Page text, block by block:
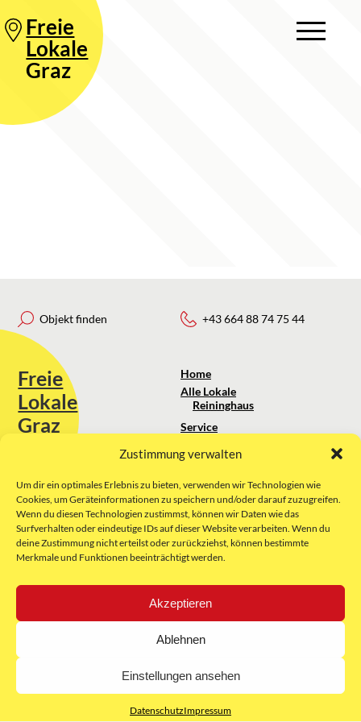
Zustimmung verwalten
Um dir ein optimales Erlebnis zu bieten, verwenden wir Technologien wie
Cookies, um Geräteinformationen zu speichern und/oder darauf zuzugreifen.
Wenn du diesen Technologien zustimmst, können wir Daten wie das
Surfverhalten oder eindeutige IDs auf dieser Website verarbeiten. Wenn du
deine Zustimmung nicht erteilst oder zurückziehst, können bestimmte
Merkmale und Funktionen beeinträchtigt werden.
Akzeptieren
Ablehnen
Einstellungen ansehen
DatenschutzImpressum
Freie
Lokale
Graz
Objekt finden
Freie
Lokale
Graz
Sie erreichen uns unter:
kontakt@freielokale-graz.at
Website by Rubikon Werbeagentur
GmbH
+43 664 88 74 75 44
Home
Alle Lokale
Reininghaus
Service
Über uns
Impressum
AGB
Datenschutz
E-Mail